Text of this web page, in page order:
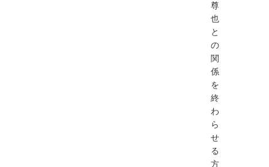
尊
也
と
の
関
係
を
終
わ
ら
せ
る
方